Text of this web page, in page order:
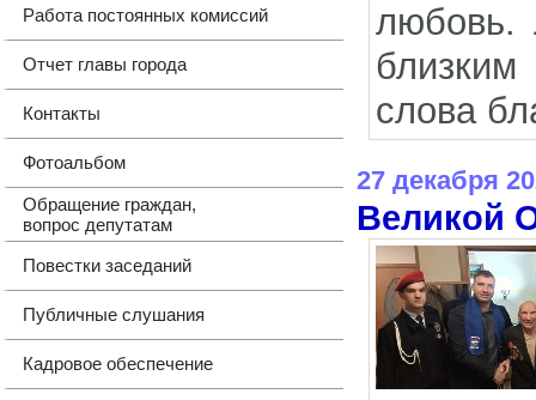
Работа постоянных комиссий
Отчет главы города
Контакты
Фотоальбом
Обращение граждан,
вопрос депутатам
Повестки заседаний
Публичные слушания
Кадровое обеспечение
любовь.
слова
27 декабря
Великой